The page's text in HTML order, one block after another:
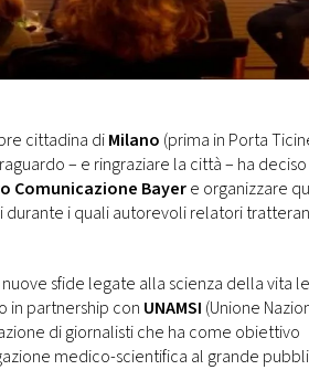
cittadina diMilano (prima in Porta
– e ringraziare la città – ha
Comunicazione Bayere organizzare
durante i quali autorevoli relatori
sfide legate alla scienza della vita le
in partnership con UNAMSI (Unione
di giornalisti che ha come obiettivo
medico-scientifica al grande